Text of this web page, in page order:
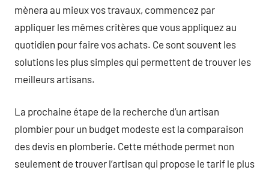
mènera au mieux vos travaux, commencez par
appliquer les mêmes critères que vous appliquez au
quotidien pour faire vos achats. Ce sont souvent les
solutions les plus simples qui permettent de trouver les
meilleurs artisans.
La prochaine étape de la recherche d’un artisan
plombier pour un budget modeste est la comparaison
des devis en plomberie. Cette méthode permet non
seulement de trouver l’artisan qui propose le tarif le plus